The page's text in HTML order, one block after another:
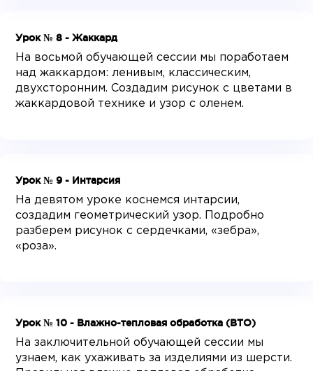
Урок № 8 - Жаккард
На восьмой обучающей сессии мы поработаем
над жаккардом: ленивым, классическим,
двухсторонним. Создадим рисунок с цветами в
жаккардовой технике и узор с оленем.
Урок № 9 - Интарсия
На девятом уроке коснемся интарсии,
создадим геометрический узор. Подробно
разберем рисунок с сердечками, «зебра»,
«роза».
Урок № 10 - Влажно-тепловая обработка (ВТО)
На заключительной обучающей сессии мы
узнаем, как ухаживать за изделиями из шерсти.